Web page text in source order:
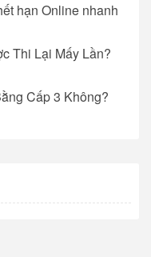
hạn Online nhanh
Thi Lại Mấy Lần?
Cấp 3 Không?